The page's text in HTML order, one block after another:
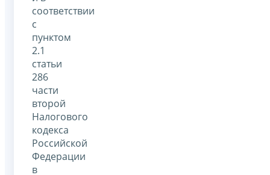
соответствии
с
пунктом
2.1
статьи
286
части
второй
Налогового
кодекса
Российской
Федерации
в